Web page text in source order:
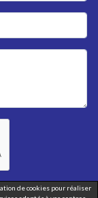
de cookies pour réaliser